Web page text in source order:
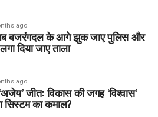
ago
जब बजरंगदल के आगे झुक जाए पुलिस और
दिया जाए ताला
ago
जीत: विकास की जगह ‘विश्वास’
सिस्टम का कमाल?